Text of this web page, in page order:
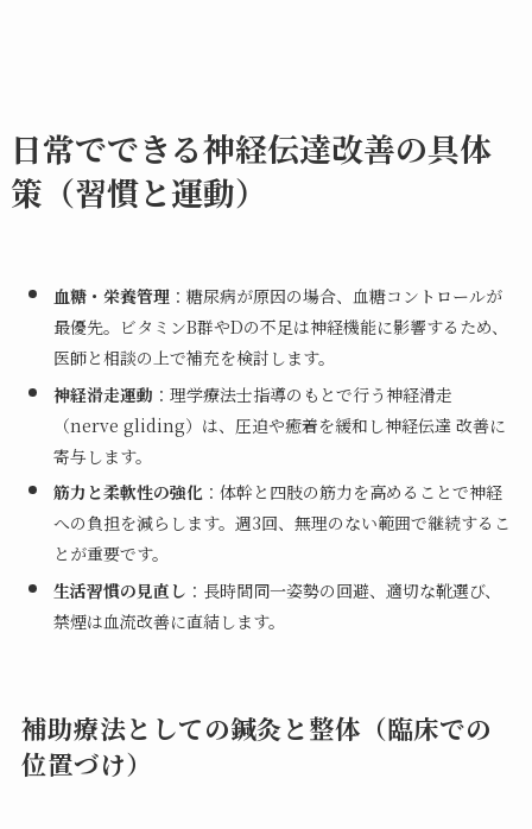
日常でできる神経伝達改善の具体
策（習慣と運動）
血糖・栄養管理：糖尿病が原因の場合、血糖コントロールが
最優先。ビタミンB群やDの不足は神経機能に影響するため、
医師と相談の上で補充を検討します。
神経滑走運動 ：理学療法士指導のもとで行う神経滑走
（nerve gliding）は、圧迫や癒着を緩和し神経伝達 改善に
寄与します。
筋力と柔軟性の強化：体幹と四肢の筋力を高めることで神経
への負担を減らします。週3回、無理のない範囲で継続するこ
とが重要です。
生活習慣の見直し ：長時間同一姿勢の回避、適切な靴選び、
禁煙は血流改善に直結します。
補助療法としての鍼灸と整体（臨床での
位置づけ）